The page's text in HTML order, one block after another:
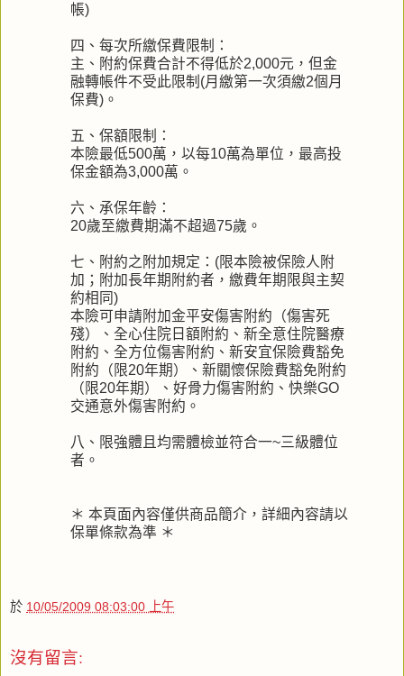
帳)
四、每次所繳保費限制：
主、附約保費合計不得低於2,000元，但金
融轉帳件不受此限制(月繳第一次須繳2個月
保費)。
五、保額限制：
本險最低500萬，以每10萬為單位，最高投
保金額為3,000萬。
六、承保年齡：
20歲至繳費期滿不超過75歲。
七、附約之附加規定：(限本險被保險人附
加；附加長年期附約者，繳費年期限與主契
約相同)
本險可申請附加金平安傷害附約（傷害死
殘）、全心住院日額附約、新全意住院醫療
附約、全方位傷害附約、新安宜保險費豁免
附約（限20年期）、新關懷保險費豁免附約
（限20年期）、好骨力傷害附約、快樂GO
交通意外傷害附約。
八、限強體且均需體檢並符合一~三級體位
者。
＊ 本頁面內容僅供商品簡介，詳細內容請以
保單條款為準 ＊
於 10/05/2009 08:03:00 上午
沒有留言: